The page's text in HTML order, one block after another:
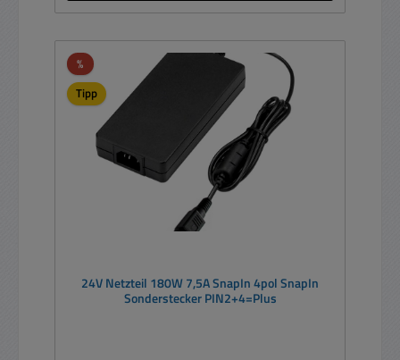
%Rabatt
Tipp
24V Netzteil 180W 7,5A SnapIn 4pol SnapIn
Sonderstecker PIN2+4=Plus